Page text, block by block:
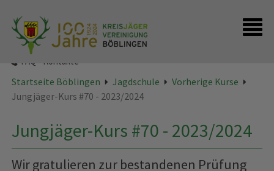
Startseite
Presse
FAQ - Kontakte
Startseite Böblingen Jagdschule
Vorherige Kurse
Jungjäger-Kurs #70 - 2023/2024
Jungjäger-Kurs #70 - 2023/2024
Wir gratulieren zur bestandenen Prüfung